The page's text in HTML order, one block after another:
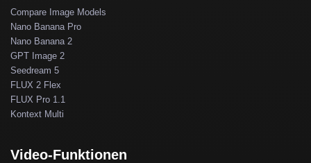
Compare Image Models
Nano Banana Pro
Nano Banana 2
GPT Image 2
Seedream 5
FLUX 2 Flex
FLUX Pro 1.1
Kontext Multi
Video-Funktionen